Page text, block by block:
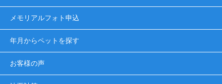
メモリアルフォト申込
年月からペットを探す
お客様の声